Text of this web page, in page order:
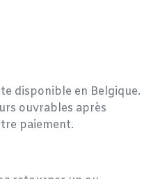
disponible en Belgique.
ouvrables après
paiement.